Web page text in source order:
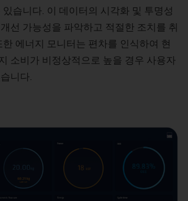
습니다. 이 데이터의 시각화 및 투명성
선 가능성을 파악하고 적절한 조치를 취
에너지 모니터는 편차를 인식하여 현
소비가 비정상적으로 높을 경우 사용자
니다.